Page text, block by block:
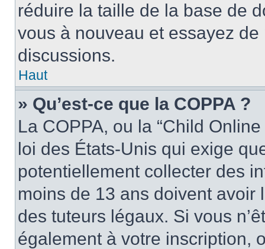
réduire la taille de la base de
vous à nouveau et essayez
discussions.
Haut
» Qu’est-ce que la COPPA ?
La COPPA, ou la “Child
loi des États-Unis qui exige
potentiellement collecter des
moins de 13 ans doivent
des tuteurs légaux. Si vous
également à votre inscription,